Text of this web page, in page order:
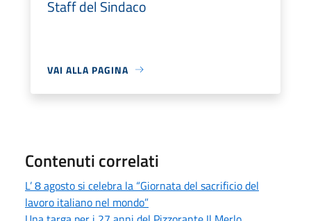
Staff del Sindaco
VAI ALLA PAGINA
Contenuti correlati
L’ 8 agosto si celebra la “Giornata del sacrificio del
lavoro italiano nel mondo”